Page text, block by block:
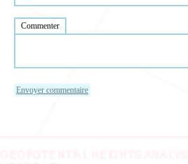
Commenter